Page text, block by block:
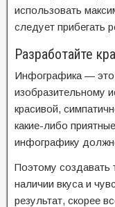
использовать
следует прибегать
Разработайте
Инфографика — это
изобразительному
красивой,
какие-либо
инфографику
Поэтому создавать
наличии вкуса и
результат, скорее